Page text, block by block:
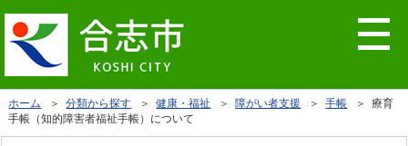
ホーム ＞分類から探す ＞健康・福祉 ＞ 障がい者支援 ＞手帳 ＞ 療育
手帳（知的障害者福祉手帳）について